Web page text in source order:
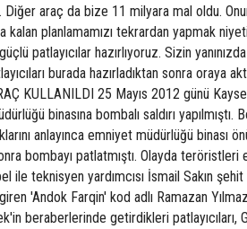
araç da bize 11 milyara mal oldu.
kalan planlamamızı tekrardan yapmak
patlayıcılar hazırlıyoruz. Sizin
burada hazırladıktan sonra oraya
KULLANILDI 25 Mayıs 2012 günü
binasına bombalı saldırı
anlayınca emniyet müdürlüğü binası
bombayı patlatmıştı. Olayda
ile teknisyen yardımcısı İsmail Sakın
'Andok Farqin' kod adlı Ramazan
beraberlerinde getirdikleri patlayıcıları,